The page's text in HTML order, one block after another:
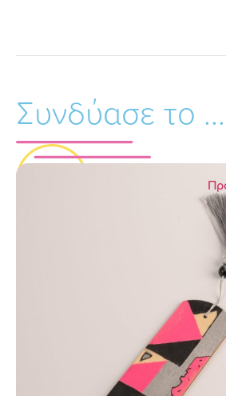
Συνδύασε το ...